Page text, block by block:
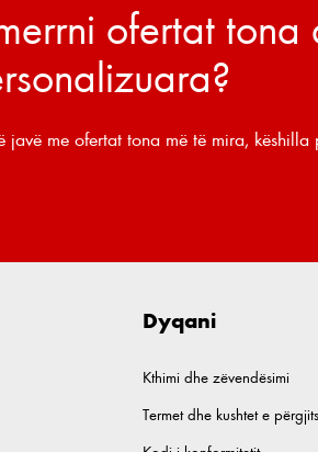
ofertat tona
me ofertat tona më të mira, këshilla
Dyqani
Kthimi dhe zëvendësimi
Termet dhe kushtet e